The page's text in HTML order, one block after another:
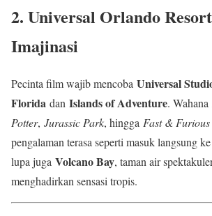
2. Universal Orlando
Imajinasi
Pecinta film wajib mencoba Universal
Florida dan Islands of Adventure. Wahana
Potter, Jurassic Park, hingga Fast & Furious
pengalaman terasa seperti masuk langsung
lupa juga Volcano Bay, taman air
menghadirkan sensasi tropis.